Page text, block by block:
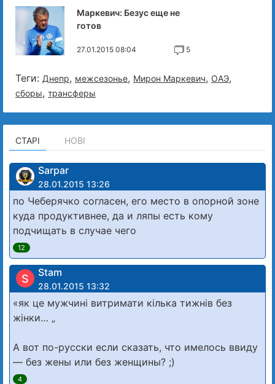
Маркевич: Безус еще не
готов
27.01.2015 08:04 5
Теги: Днепр, межсезонье, Мирон Маркевич, ОАЭ,
сборы, трансферы
СТАРІ НОВІ
Sarpar
28.01.2015 13:26
по Чеберячко согласен, его место в опорной зоне
куда продуктивнее, да и ляпы есть кому
подчищать в случае чего
12
S Stam
28.01.2015 13:32
«як це мужчині вит­римати кілька тижнів без
жінки… „
А вот по-русски если сказать, что имелось ввиду
— без жены или без женщины? ;)
4